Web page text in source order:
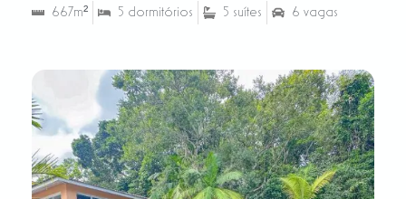
667m²
5 dormitórios 5 suítes 6 vagas